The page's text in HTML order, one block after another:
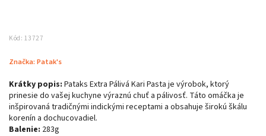
Kód: 13727
Značka: Patak's
Krátky popis: Pataks Extra Pálivá Kari Pasta je výrobok, ktorý
prinesie do vašej kuchyne výraznú chuť a pálivosť. Táto omáčka je
inšpirovaná tradičnými indickými receptami a obsahuje širokú škálu
korenín a dochucovadiel.
Balenie: 283g